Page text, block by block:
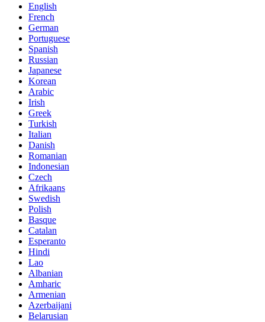
English
French
German
Portuguese
Spanish
Russian
Japanese
Korean
Arabic
Irish
Greek
Turkish
Italian
Danish
Romanian
Indonesian
Czech
Afrikaans
Swedish
Polish
Basque
Catalan
Esperanto
Hindi
Lao
Albanian
Amharic
Armenian
Azerbaijani
Belarusian